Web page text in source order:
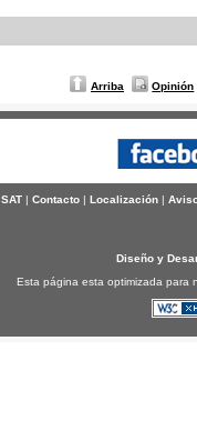
Arriba Opinión
SAT| Contacto| Localización|
Diseño y
Esta página esta optimizada para